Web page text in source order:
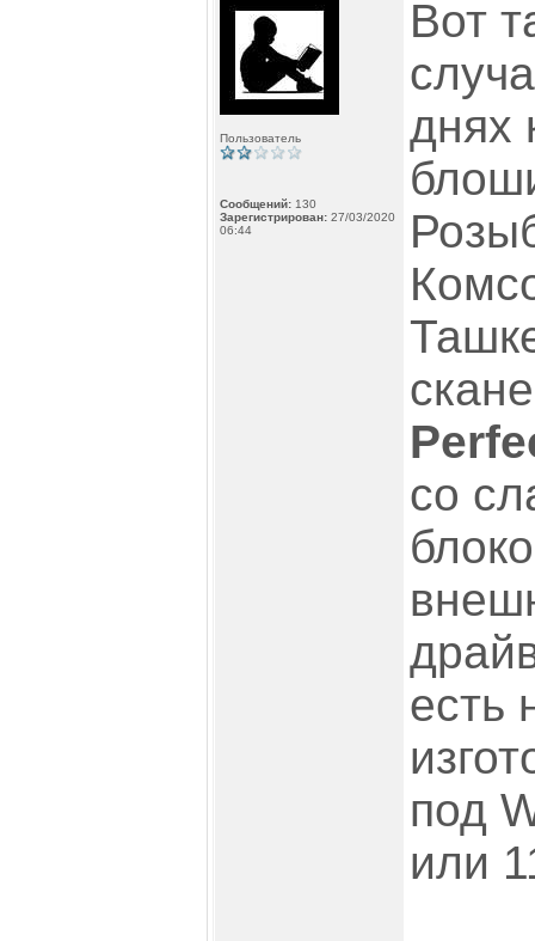
Пользователь
Сообщений: 130
Зарегистрирован: 27/03/2020
06:44
Вот
днях
со
есть
под
или